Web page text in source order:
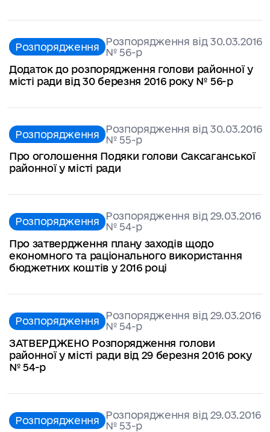
Розпорядження Розпорядження від 30.03.2016
№ 56-р
Додаток до розпорядження голови районної у
місті ради від 30 березня 2016 року № 56-р
Розпорядження Розпорядження від 30.03.2016
№ 55-р
Про оголошення Подяки голови Саксаганської
районної у місті ради
Розпорядження Розпорядження від 29.03.2016
№ 54-р
Про затвердження плану заходів щодо
економного та раціонального використання
бюджетних коштів у 2016 році
Розпорядження Розпорядження від 29.03.2016
№ 54-р
ЗАТВЕРДЖЕНО Розпорядження голови
районної у місті ради від 29 березня 2016 року
№ 54-р
Розпорядження Розпорядження від 29.03.2016
№ 53-р